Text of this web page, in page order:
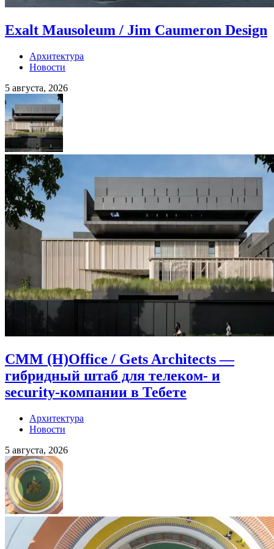
Exalt Mausoleum / Jim Caumeron Design
Архитектура
Новости
5 августа, 2026
CMM (H)Office / Gets Architects —
гибридный штаб для телеком- и
security-компании в Тебете
Архитектура
Новости
5 августа, 2026